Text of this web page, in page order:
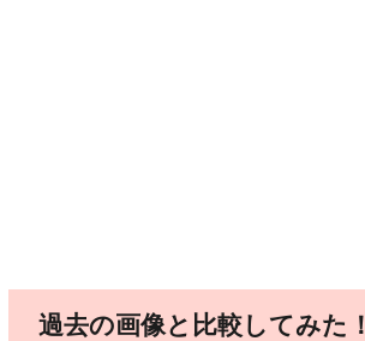
過去の画像と比較してみた！